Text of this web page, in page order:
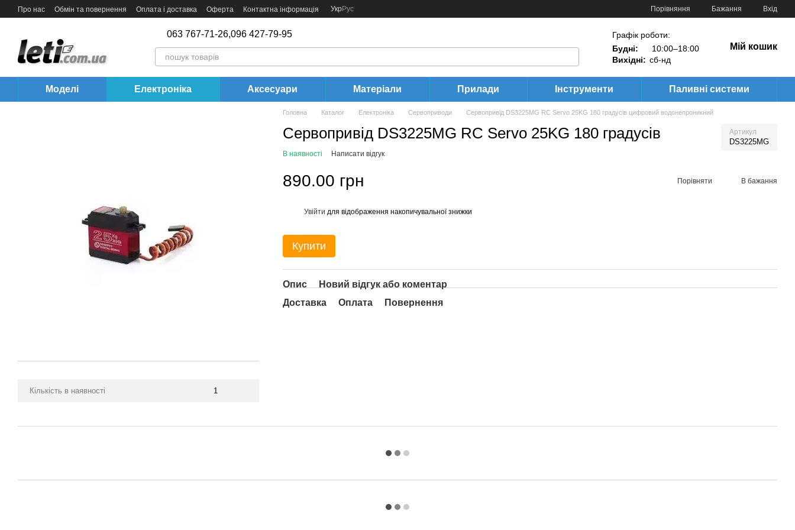
Перейти до основного контенту
Про нас Обмін та повернення Оплата і доставка Оферта Контактна інформація УкрРус Порівняння Бажання Вхід
063 767-71-26,096 427-79-95
Графік роботи:
Будні:
10:00–18:00
Вихідні: сб-нд
Мій кошик
Моделі Електроніка Аксесуари Матеріали Прилади Інструменти Паливні системи
Кількість в наявності 1
Головна Каталог Електроніка Сервоприводи Сервопривід DS3225MG RC Servo 25KG 180 градусів цифровий водонепроникний
Сервопривід DS3225MG RC Servo 25KG 180 градусів Артикул
DS3225MG
В наявності Написати відгук
890.00 грн Порівняти В бажання
Увійти для відображення накопичувальної знижки
Купити
Опис
Новий відгук або коментар
Доставка
Оплата Повернення